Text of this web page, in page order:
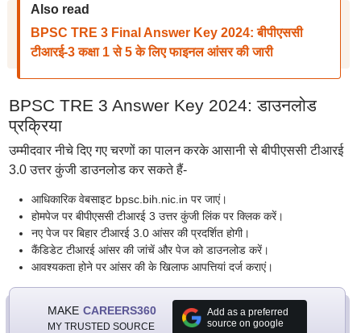
Also read
BPSC TRE 3 Final Answer Key 2024: बीपीएससी
टीआरई-3 कक्षा 1 से 5 के लिए फाइनल आंसर की जारी
BPSC TRE 3 Answer Key 2024: डाउनलोड
प्रक्रिया
उम्मीदवार नीचे दिए गए चरणों का पालन करके आसानी से बीपीएससी टीआरई
3.0 उत्तर कुंजी डाउनलोड कर सकते हैं-
आधिकारिक वेबसाइट bpsc.bih.nic.in पर जाएं।
होमपेज पर बीपीएससी टीआरई 3 उत्तर कुंजी लिंक पर क्लिक करें।
नए पेज पर बिहार टीआरई 3.0 आंसर की प्रदर्शित होगी।
कैंडिडेट टीआरई आंसर की जांचें और पेज को डाउनलोड करें।
आवश्यकता होने पर आंसर की के खिलाफ आपत्तियां दर्ज कराएं।
MAKE CAREERS360
MY TRUSTED SOURCE
Add as a preferred
source on google